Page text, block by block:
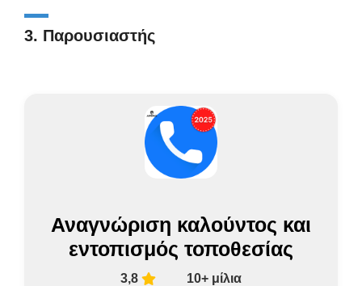
3. Παρουσιαστής
Αναγνώριση καλούντος και
εντοπισμός τοποθεσίας
3,8 10+ μίλια